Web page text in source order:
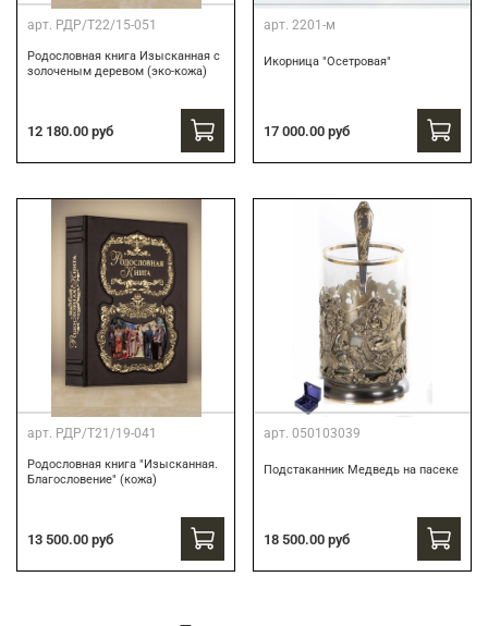
арт. РДР/Т22/15-051
Родословная книга Изысканная с
золоченым деревом (эко-кожа)
12 180.00 руб
арт. 2201-м
Икорница "Осетровая"
17 000.00 руб
арт. РДР/Т21/19-041
Родословная книга "Изысканная.
Благословение" (кожа)
13 500.00 руб
арт. 050103039
Подстаканник Медведь на пасеке
18 500.00 руб